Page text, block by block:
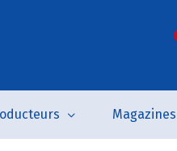
Magazines